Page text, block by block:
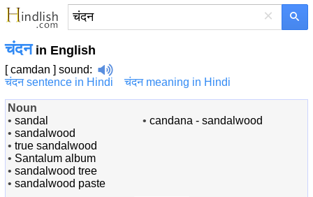
×
चंदनin English
[ camdan ] sound:
चंदन sentence in Hindi
चंदन meaning in Hindi
Noun
• sandal
• sandalwood
• true sandalwood
• Santalum album
• sandalwood tree
• sandalwood paste
• candana - sandalwood